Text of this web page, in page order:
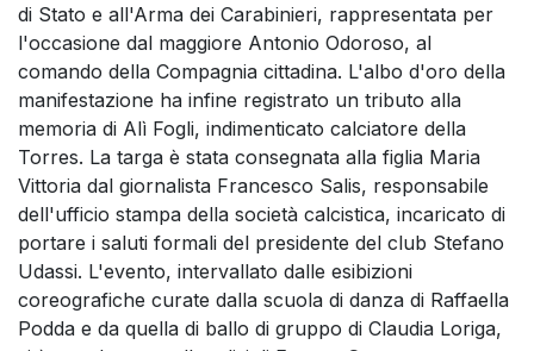
di Stato e all'Arma dei Carabinieri, rappresentata per
l'occasione dal maggiore Antonio Odoroso, al
comando della Compagnia cittadina. L'albo d'oro della
manifestazione ha infine registrato un tributo alla
memoria di Alì Fogli, indimenticato calciatore della
Torres. La targa è stata consegnata alla figlia Maria
Vittoria dal giornalista Francesco Salis, responsabile
dell'ufficio stampa della società calcistica, incaricato di
portare i saluti formali del presidente del club Stefano
Udassi. L'evento, intervallato dalle esibizioni
coreografiche curate dalla scuola di danza di Raffaella
Podda e da quella di ballo di gruppo di Claudia Loriga,